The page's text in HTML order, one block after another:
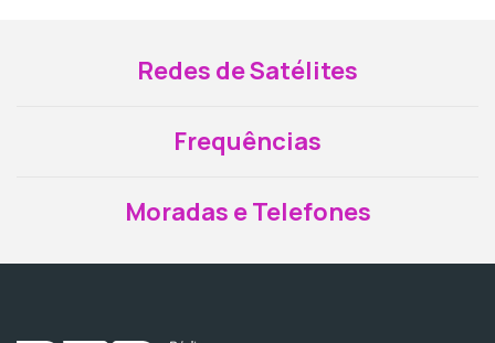
Redes de Satélites
Frequências
Moradas e Telefones